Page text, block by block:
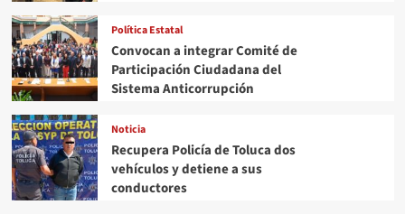
Política Estatal
Convocan a integrar Comité de
Participación Ciudadana del
Sistema Anticorrupción
Noticia
Recupera Policía de Toluca dos
vehículos y detiene a sus
conductores